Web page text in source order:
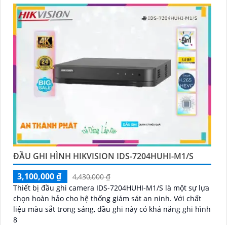
ĐẦU GHI HÌNH HIKVISION IDS-7204HUHI-M1/S
3,100,000 ₫
4,430,000 ₫
Thiết bị đầu ghi camera IDS-7204HUHI-M1/S là một sự lựa
chọn hoàn hảo cho hệ thống giám sát an ninh. Với chất
liệu màu sắt trong sáng, đầu ghi này có khả năng ghi hình
8